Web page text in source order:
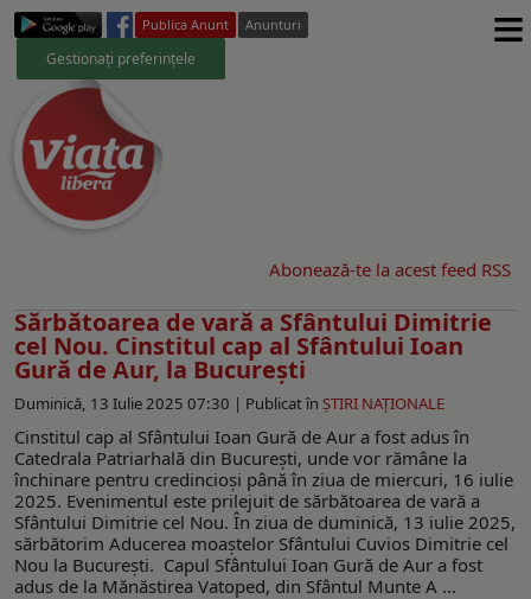
Publica Anunt Anunturi
Gestionați preferințele ≡
Abonează-te la acest feed RSS
Sărbătoarea de vară a Sfântului Dimitrie
cel Nou. Cinstitul cap al Sfântului Ioan
Gură de Aur, la București
Duminică, 13 Iulie 2025 07:30 | Publicat în ŞTIRI NAŢIONALE
Cinstitul cap al Sfântului Ioan Gură de Aur a fost adus în
Catedrala Patriarhală din Bucureşti, unde vor rămâne la
închinare pentru credincioși până în ziua de miercuri, 16 iulie
2025. Evenimentul este prilejuit de sărbătoarea de vară a
Sfântului Dimitrie cel Nou. În ziua de duminică, 13 iulie 2025,
sărbătorim Aducerea moaștelor Sfântului Cuvios Dimitrie cel
Nou la București. Capul Sfântului Ioan Gură de Aur a fost
adus de la Mănăstirea Vatoped, din Sfântul Munte A ...